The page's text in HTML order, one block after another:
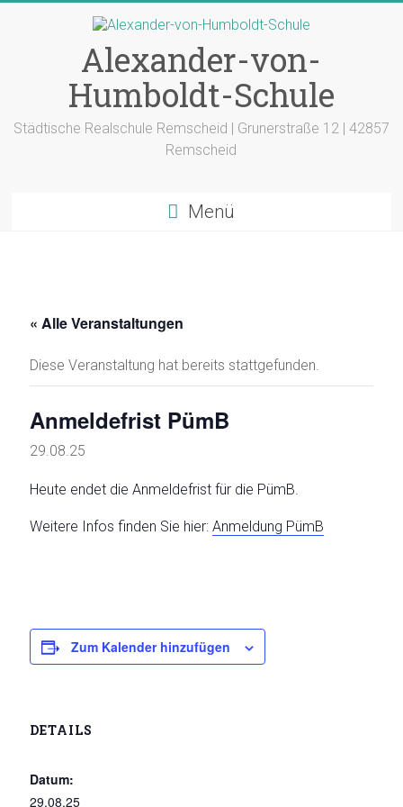
Alexander-von-
Humboldt-Schule
Städtische Realschule Remscheid | Grunerstraße 12 | 42857
Remscheid
Menü
« Alle Veranstaltungen
Diese Veranstaltung hat bereits stattgefunden.
Anmeldefrist PümB
29.08.25
Heute endet die Anmeldefrist für die PümB.
Weitere Infos finden Sie hier:Anmeldung PümB
Zum Kalender hinzufügen
DETAILS
Datum:
29.08.25